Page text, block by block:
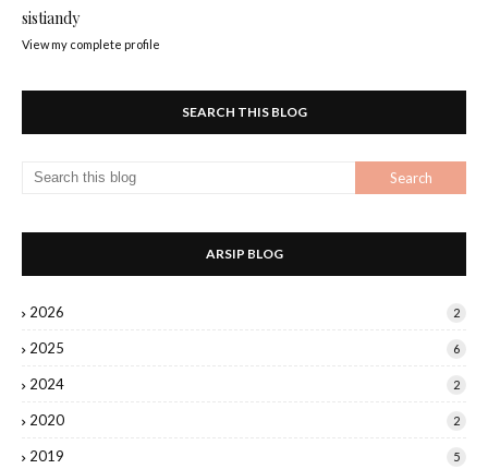
sistiandy
View my complete profile
SEARCH THIS BLOG
ARSIP BLOG
2026 2
2025 6
2024 2
2020 2
2019 5